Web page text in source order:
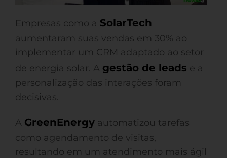
Empresas como a SolarTech
aumentaram suas vendas em 30% ao
implementar um CRM adaptado ao setor
de energia solar. A gestão de leads e a
personalização das interações foram
decisivas.
A GreenEnergy automatizou tarefas
como agendamento de visitas,
resultando em um atendimento mais ágil